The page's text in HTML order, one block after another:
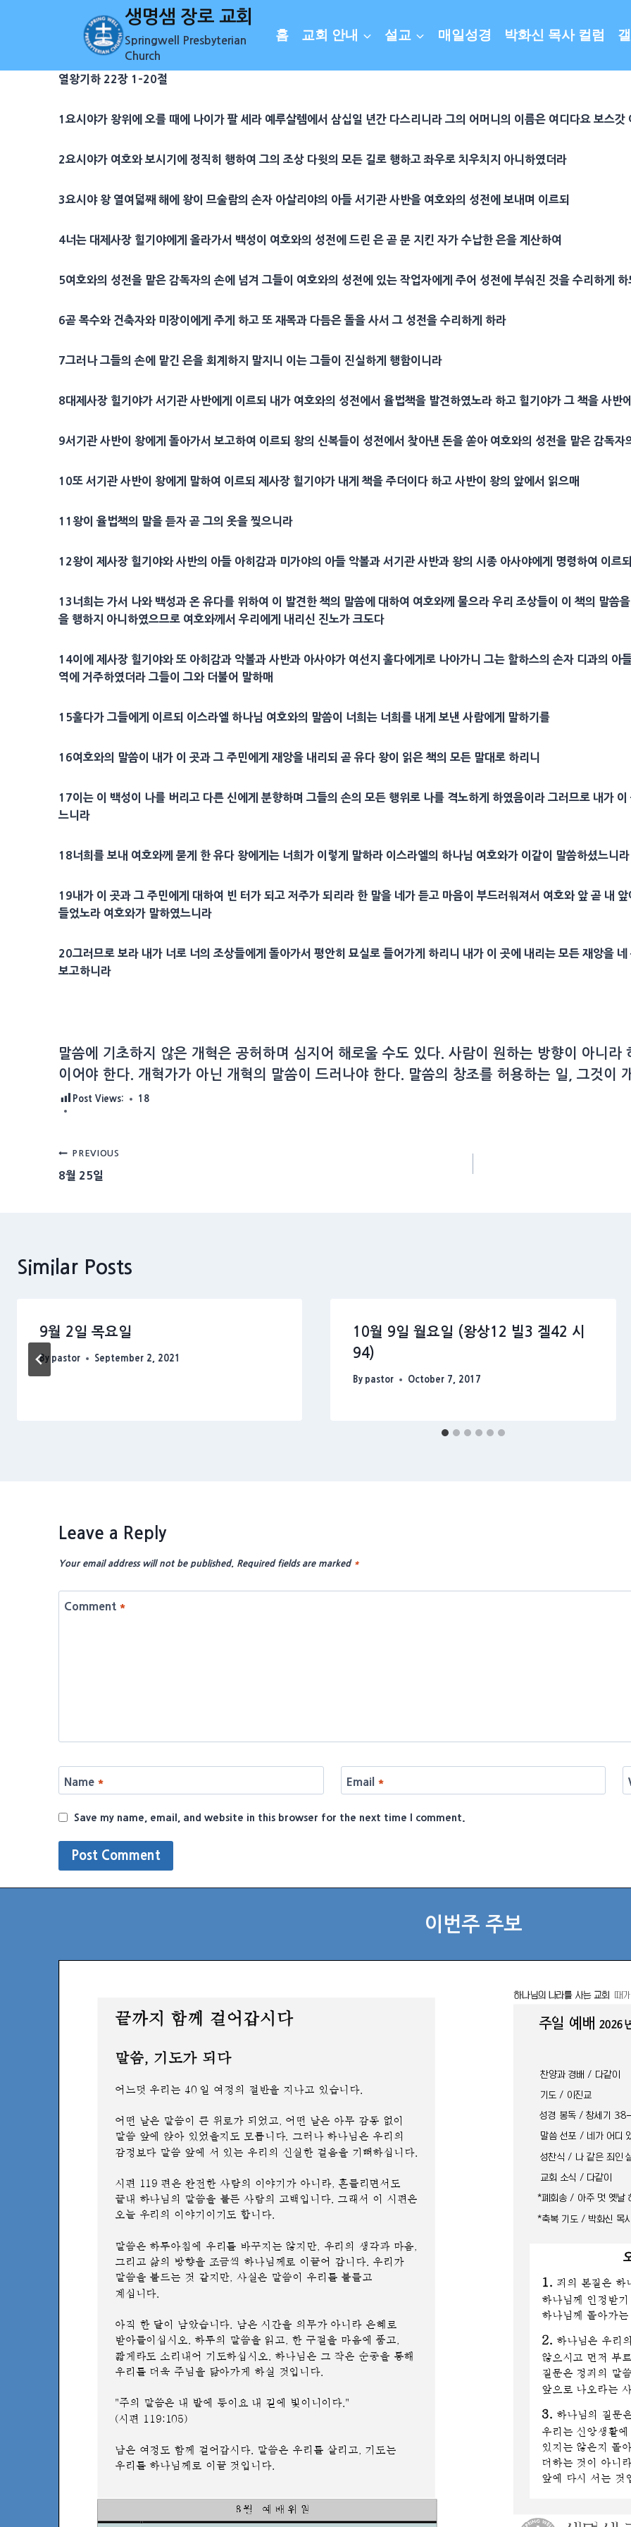
생명샘 장로 교회
Springwell Presbyterian
Church
홈 교회 안내 설교 매일성경 박화신 목사 컬럼
열왕기하 22장 1-20절
1요시야가 왕위에 오를 때에 나이가 팔 세라 예루살렘에서 삼십일 년간 다스리니라 그의 어머니의 이름은 여디다요보스갓
2요시야가 여호와 보시기에 정직히 행하여 그의 조상 다윗의 모든 길로 행하고 좌우로 치우치지 아니하였더라
3요시야왕 열여덟째 해에 왕이므술람의 손자 아살리야의 아들서기관사반을 여호와의 성전에 보내며 이르되
4너는 대제사장 힐기야에게 올라가서 백성이 여호와의 성전에 드린 은 곧 문 지킨 자가수납한 은을 계산하여
5여호와의 성전을 맡은감독자의 손에 넘겨 그들이 여호와의 성전에 있는 작업자에게 주어 성전에 부숴진 것을 수리하게 하
6곧목수와 건축자와 미장이 에게 주게 하고 또재목과 다듬은 돌을 사서 그 성전을 수리하게 하라
7그러나 그들의 손에 맡긴 은을 회계하지 말지니 이는 그들이 진실하게 행함이니라
8대제사장 힐기야가서기관사반에게 이르되 내가 여호와의 성전에서율법책을 발견하였노라 하고 힐기야가 그 책을 사반
9서기관사반이 왕에게 돌아가서 보고하여 이르되 왕의 신복들이 성전에서 찾아낸돈을 쏟아 여호와의 성전을 맡은감독자
10또서기관사반이 왕에게 말하여 이르되제사장 힐기야가 내게 책을 주더이다 하고 사반이 왕의 앞에서 읽으매
11왕이율법책의 말을 듣자 곧 그의 옷을 찢으니라
12왕이제사장 힐기야와 사반의 아들 아히감과 미가야의 아들 악볼과서기관사반과 왕의 시종 아사야에게 명령하여 이르되
13너희는 가서 나와 백성과 온 유다를 위하여 이 발견한 책의 말씀에 대하여 여호와께 물으라 우리 조상들이 이 책의 말씀
을 행하지 아니하였으므로 여호와께서 우리에게 내리신 진노가 크도다
14이에제사장 힐기야와 또 아히감과 악볼과 사반과 아사야가 여선지훌다에게로 나아가니 그는 할하스의 손자 디과의 아
역에 거주하였더라 그들이 그와 더불어 말하매
15훌다가 그들에게 이르되 이스라엘 하나님 여호와의 말씀이 너희는 너희를 내게 보낸 사람에게 말하기를
16여호와의 말씀이 내가 이 곳과 그 주민에게재앙을 내리되 곧 유다 왕이 읽은 책의 모든 말대로 하리니
17이는 이 백성이 나를 버리고 다른 신에게 분향하며 그들의 손의 모든행위로 나를 격노하게 하였음이라 그러므로 내가 이
느니라
18너희를 보내 여호와께 묻게 한 유다 왕에게는 너희가 이렇게 말하라 이스라엘의 하나님 여호와가 이같이 말씀하셨느니
19내가 이 곳과 그 주민에게 대하여 빈 터가 되고 저주가 되리라 한 말을 네가 듣고 마음이 부드러워져서 여호와 앞 곧 내
들었노라 여호와가 말하였느니라
20그러므로 보라 내가 너로 너의 조상들에게 돌아가서평안히묘실로 들어가게 하리니 내가 이 곳에 내리는 모든재앙을 네
보고하니라
말씀에 기초하지 않은 개혁은 공허하며 심지어 해로울 수도 있다. 사람이 원하는 방향이 아니라
이어야 한다. 개혁가가 아닌 개혁의 말씀이 드러나야 한다. 말씀의 창조를 허용하는 일, 그것이
Post Views: 18
Post
navigation
PREVIOUS
8월 25일
Similar Posts
9월 2일 목요일
By pastor September 2, 2021
10월 9일 월요일 (왕상12 빌3 겔42 시
94)
By pastor October 7, 2017
Leave a Reply
Your email address will not be published. Required fields are marked *
Comment *
Name * Email *
Save my name, email, and website in this browser for the next time I comment.
이번주 주보